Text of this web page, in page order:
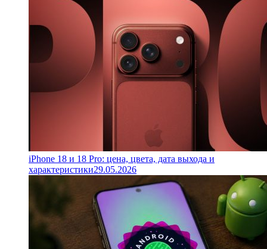
iPhone 18 и 18 Pro: цена, цвета, дата выхода и
характеристики29.05.2026